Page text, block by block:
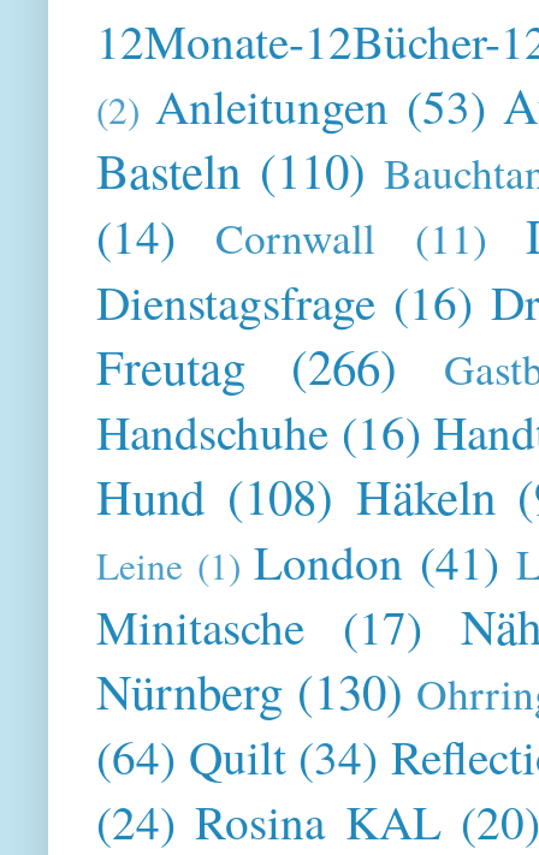
12Monate-12Bücher-
(2) Anleitungen (53)
Basteln (110)
(14) Cornwall (11)
Dienstagsfrage (16)
Freutag (266)
Handschuhe (16)
Hund (108) Häkeln
Leine (1) London (41)
Minitasche (17)
Nürnberg (130)
(64) Quilt (34)
(24) Rosina KAL